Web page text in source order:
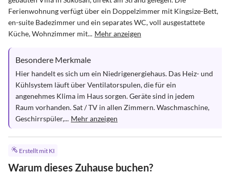
Ferienwohnung verfügt über ein Doppelzimmer mit Kingsize-Bett,
en-suite Badezimmer und ein separates WC, voll ausgestattete
Küche, Wohnzimmer mit... Mehr anzeigen
Besondere Merkmale
Hier handelt es sich um ein Niedrigenergiehaus. Das Heiz- und
Kühlsystem läuft über Ventilatorspulen, die für ein
angenehmes Klima im Haus sorgen. Geräte sind in jedem
Raum vorhanden. Sat / TV in allen Zimmern. Waschmaschine,
Geschirrspüler,... Mehr anzeigen
Erstellt mit KI
Warum dieses Zuhause buchen?